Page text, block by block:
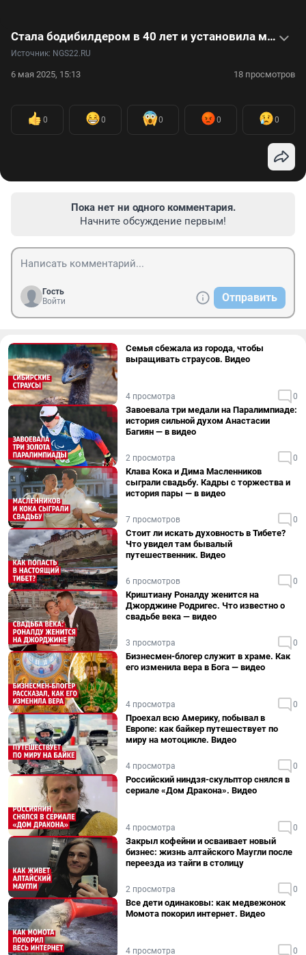
Стала бодибилдером в 40 лет и установила мировой рекорд в 52 — видео
Источник: NGS22.RU
6 мая 2025, 15:13 18 просмотров
0 0 0 0 0
Пока нет ни одного комментария.
Начните обсуждение первым!
Гость
Войти
Отправить
Семья сбежала из города, чтобы
выращивать страусов. Видео
4 просмотра 0
Завоевала три медали на Паралимпиаде:
история сильной духом Анастасии
Багиян — в видео
2 просмотра 0
Клава Кока и Дима Масленников
сыграли свадьбу. Кадры с торжества и
история пары — в видео
7 просмотров 0
Стоит ли искать духовность в Тибете?
Что увидел там бывалый
путешественник. Видео
6 просмотров 0
Криштиану Роналду женится на
Джорджине Родригес. Что известно о
свадьбе века — видео
3 просмотра 0
Бизнесмен-блогер служит в храме. Как
его изменила вера в Бога — видео
4 просмотра 0
Проехал всю Америку, побывал в
Европе: как байкер путешествует по
миру на мотоцикле. Видео
4 просмотра 0
Российский ниндзя-скульптор снялся в
сериале «Дом Дракона». Видео
4 просмотра 0
Закрыл кофейни и осваивает новый
бизнес: жизнь алтайского Маугли после
переезда из тайги в столицу
2 просмотра 0
Все дети одинаковы: как медвежонок
Момота покорил интернет. Видео
4 просмотра 0